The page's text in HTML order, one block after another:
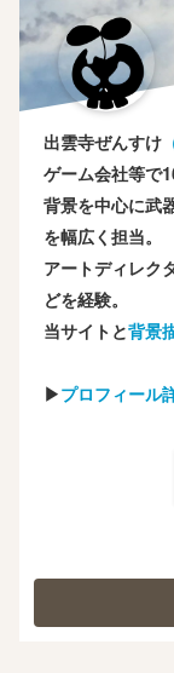
出雲寺ぜんすけ
ゲーム会社等で
背景を中心に武
を幅広く担当。
アートディレク
どを経験。
当サイトと背景
▶プロフィール